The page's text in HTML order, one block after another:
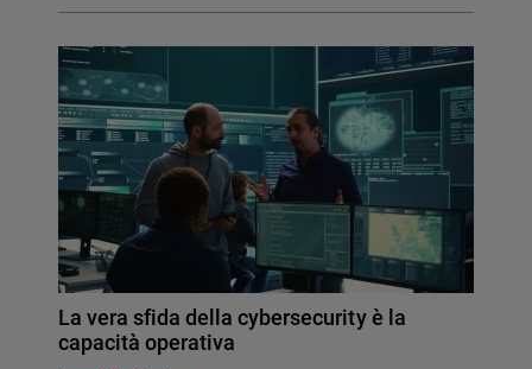
La vera sfida della cybersecurity è la
capacità operativa